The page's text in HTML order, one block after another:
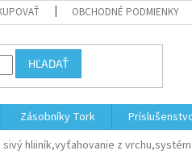
OBCHODNÉ PODMIENKY
HĽADAŤ
Zásobníky Tork
hliiník,vyťahovanie z vrchu,systém